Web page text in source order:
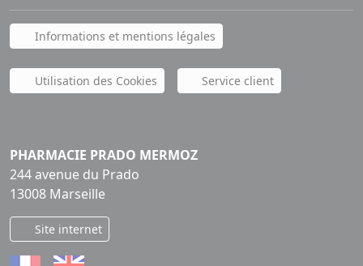
Informations et mentions légales
Utilisation des Cookies Service client
PHARMACIE PRADO MERMOZ
244 avenue du Prado
13008 Marseille
Site internet